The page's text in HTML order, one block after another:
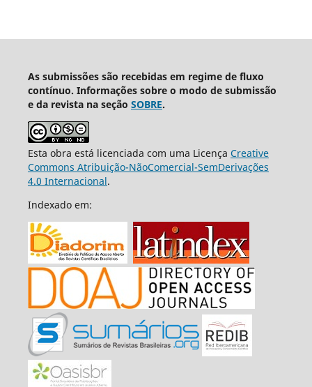
As submissões são recebidas em regime de fluxo
contínuo. Informações sobre o modo de submissão
e da revista na seção SOBRE.
Esta obra está licenciada com uma Licença Creative
Commons Atribuição-NãoComercial-SemDerivações
4.0 Internacional.
Indexado em: